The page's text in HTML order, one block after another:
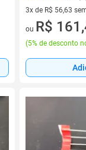
3x de R$ 56,63
3 vez de R$ 56,63
ou R$
(5% de desconto